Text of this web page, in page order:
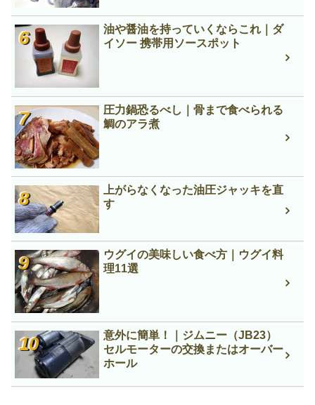
油や醤油を持っていくならこれ｜ダ
イソー 携帯用ソースポット
圧力鍋恐るべし｜骨まで食べられる
鯛のアラ煮
上がらなくなった油圧ジャッキを直
す
ウグイの美味しい食べ方｜ウグイ料
理11選
意外に簡単！｜ジムニー（JB23）
セルモーターの交換またはオーバー
ホール